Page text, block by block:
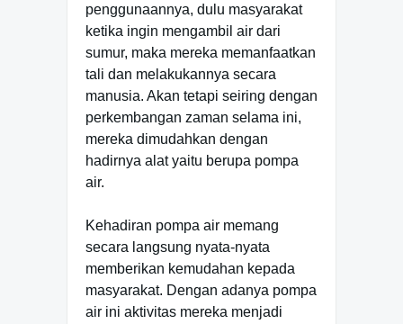
penggunaannya, dulu masyarakat
ketika ingin mengambil air dari
sumur, maka mereka memanfaatkan
tali dan melakukannya secara
manusia. Akan tetapi seiring dengan
perkembangan zaman selama ini,
mereka dimudahkan dengan
hadirnya alat yaitu berupa pompa
air.
Kehadiran pompa air memang
secara langsung nyata-nyata
memberikan kemudahan kepada
masyarakat. Dengan adanya pompa
air ini aktivitas mereka menjadi